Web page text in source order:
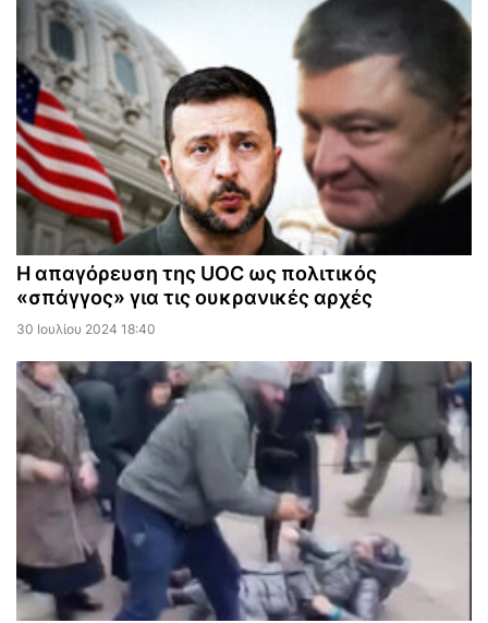
Η απαγόρευση της UOC ως πολιτικός
«σπάγγος» για τις ουκρανικές αρχές
30 Ιουλίου 2024 18:40